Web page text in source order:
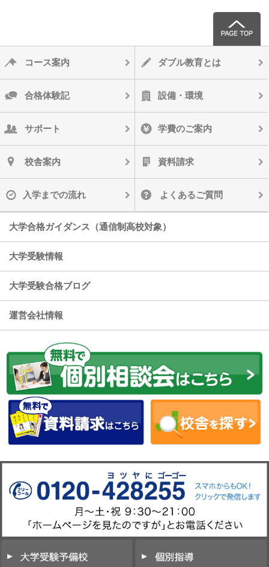
コース案内 ダブル教育とは
合格体験記 設備・環境
サポート 学費のご案内
校舎案内 資料請求
入学までの流れ よくあるご質問
大学合格ガイダンス（通信制高校対象）
大学受験情報
大学受験合格ブログ
運営会社情報